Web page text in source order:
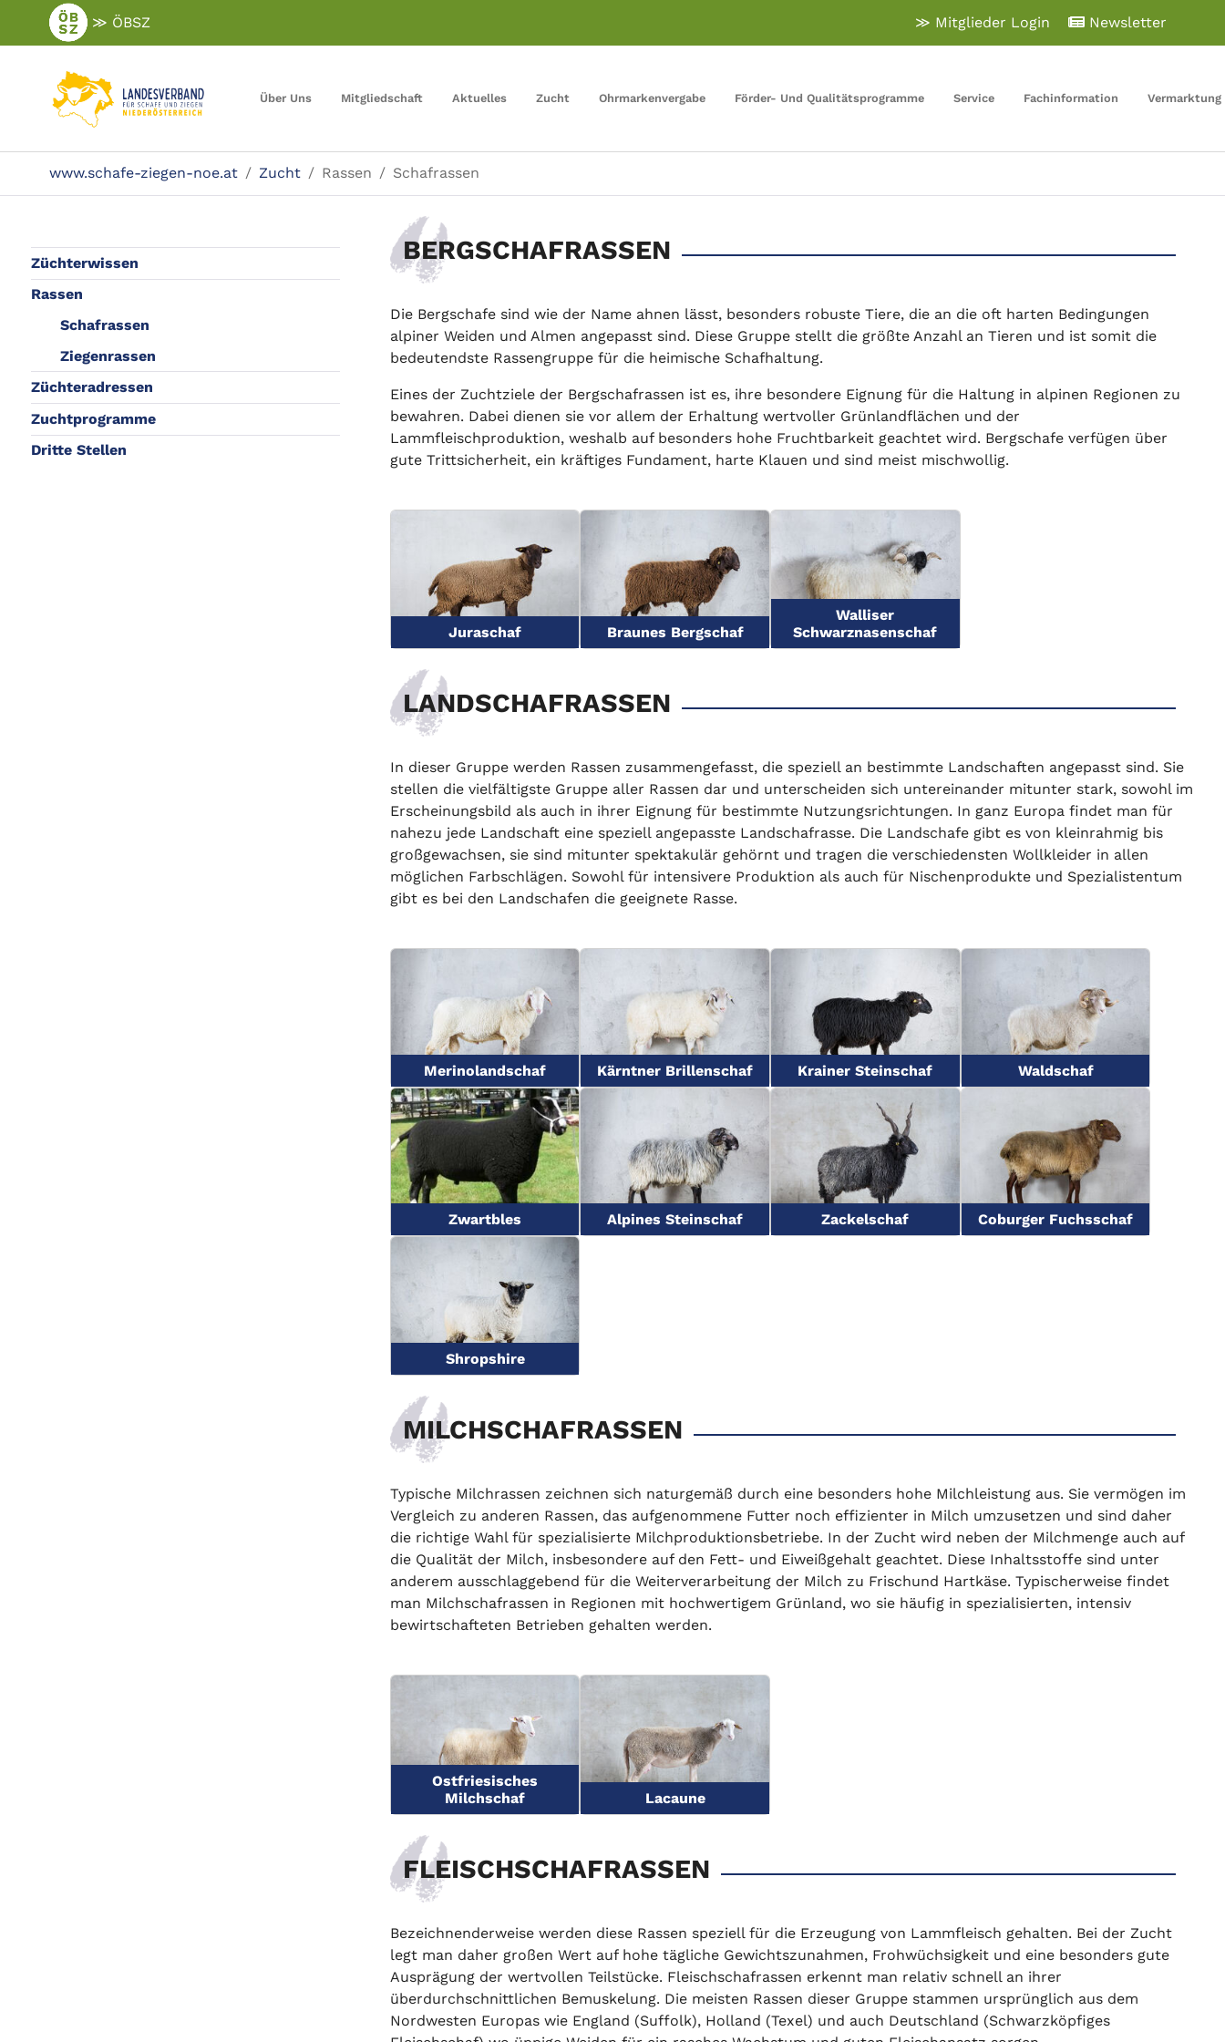
Hauptinhalt
≫ ÖBSZ Newsletter
≫ Mitglieder Login
Über Uns Mitgliedschaft Aktuelles Zucht Ohrmarkenvergabe Förder- Und Qualitätsprogramme Service Fachinformation Vermarktung
www.schafe-ziegen-noe.at Zucht Rassen Schafrassen
Züchterwissen
Rassen
Schafrassen
Ziegenrassen
Züchteradressen
Zuchtprogramme
Dritte Stellen
BERGSCHAFRASSEN
Die Bergschafe sind wie der Name ahnen lässt, besonders robuste Tiere, die an die oft harten Bedingungen
alpiner Weiden und Almen angepasst sind. Diese Gruppe stellt die größte Anzahl an Tieren und ist somit die
bedeutendste Rassengruppe für die heimische Schafhaltung.
Eines der Zuchtziele der Bergschafrassen ist es, ihre besondere Eignung für die Haltung in alpinen Regionen zu
bewahren. Dabei dienen sie vor allem der Erhaltung wertvoller Grünlandflächen und der
Lammfleischproduktion, weshalb auf besonders hohe Fruchtbarkeit geachtet wird. Bergschafe verfügen über
gute Trittsicherheit, ein kräftiges Fundament, harte Klauen und sind meist mischwollig.
Juraschaf Braunes Bergschaf
Walliser
Schwarznasenschaf
LANDSCHAFRASSEN
In dieser Gruppe werden Rassen zusammengefasst, die speziell an bestimmte Landschaften angepasst sind. Sie
stellen die vielfältigste Gruppe aller Rassen dar und unterscheiden sich untereinander mitunter stark, sowohl im
Erscheinungsbild als auch in ihrer Eignung für bestimmte Nutzungsrichtungen. In ganz Europa findet man für
nahezu jede Landschaft eine speziell angepasste Landschafrasse. Die Landschafe gibt es von kleinrahmig bis
großgewachsen, sie sind mitunter spektakulär gehörnt und tragen die verschiedensten Wollkleider in allen
möglichen Farbschlägen. Sowohl für intensivere Produktion als auch für Nischenprodukte und Spezialistentum
gibt es bei den Landschafen die geeignete Rasse.
Merinolandschaf Kärntner Brillenschaf Krainer Steinschaf Waldschaf
Zwartbles Alpines Steinschaf Zackelschaf Coburger Fuchsschaf
Shropshire
MILCHSCHAFRASSEN
Typische Milchrassen zeichnen sich naturgemäß durch eine besonders hohe Milchleistung aus. Sie vermögen im
Vergleich zu anderen Rassen, das aufgenommene Futter noch effizienter in Milch umzusetzen und sind daher
die richtige Wahl für spezialisierte Milchproduktionsbetriebe. In der Zucht wird neben der Milchmenge auch auf
die Qualität der Milch, insbesondere auf den Fett- und Eiweißgehalt geachtet. Diese Inhaltsstoffe sind unter
anderem ausschlaggebend für die Weiterverarbeitung der Milch zu Frischund Hartkäse. Typischerweise findet
man Milchschafrassen in Regionen mit hochwertigem Grünland, wo sie häufig in spezialisierten, intensiv
bewirtschafteten Betrieben gehalten werden.
Ostfriesisches
Milchschaf
Lacaune
FLEISCHSCHAFRASSEN
Bezeichnenderweise werden diese Rassen speziell für die Erzeugung von Lammfleisch gehalten. Bei der Zucht
legt man daher großen Wert auf hohe tägliche Gewichtszunahmen, Frohwüchsigkeit und eine besonders gute
Ausprägung der wertvollen Teilstücke. Fleischschafrassen erkennt man relativ schnell an ihrer
überdurchschnittlichen Bemuskelung. Die meisten Rassen dieser Gruppe stammen ursprünglich aus dem
Nordwesten Europas wie England (Suffolk), Holland (Texel) und auch Deutschland (Schwarzköpfiges